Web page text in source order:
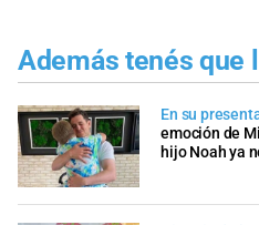
Además tenés que
En su
emoción de
hijo Noah ya